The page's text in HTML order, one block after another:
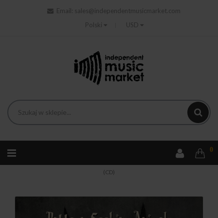
Email:
sales@independentmusicmarket.com
Polski
USD
0
Pattern-Seeking Animals - Grimalkin
(CD)